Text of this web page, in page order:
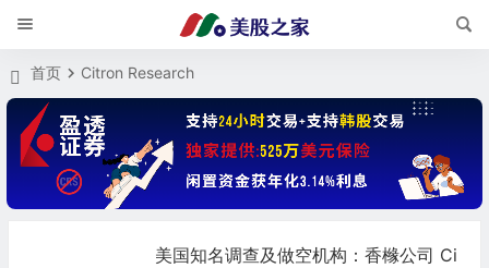
首页 Citron Research
美国知名调查及做空机构：香橼公司 Ci